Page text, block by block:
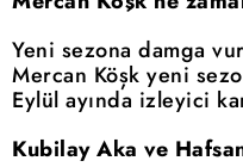
Yeni sezona damga
Mercan Köşk yeni
Eylül ayında izleyici
Kubilay Aka ve